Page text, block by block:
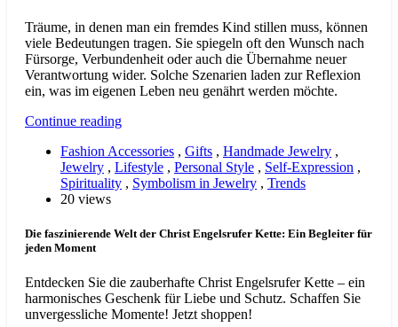
Träume, in denen man ein fremdes Kind stillen muss, können
viele Bedeutungen tragen. Sie spiegeln oft den Wunsch nach
Fürsorge, Verbundenheit oder auch die Übernahme neuer
Verantwortung wider. Solche Szenarien laden zur Reflexion
ein, was im eigenen Leben neu genährt werden möchte.
Continue reading
Fashion Accessories , Gifts , Handmade Jewelry ,
Jewelry , Lifestyle , Personal Style , Self-Expression ,
Spirituality , Symbolism in Jewelry , Trends
20 views
Die faszinierende Welt der Christ Engelsrufer Kette: Ein Begleiter für
jeden Moment
Entdecken Sie die zauberhafte Christ Engelsrufer Kette – ein
harmonisches Geschenk für Liebe und Schutz. Schaffen Sie
unvergessliche Momente! Jetzt shoppen!